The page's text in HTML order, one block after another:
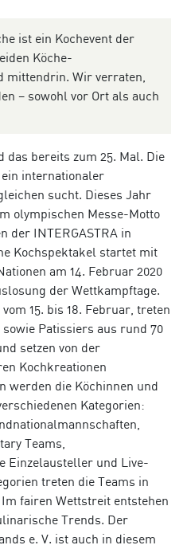
ist ein Kochevent der
Köche-
mittendrin. Wir verraten,
– sowohl vor Ort als auch
das bereits zum 25. Mal. Die
internationaler
sucht. Dieses Jahr
olympischen Messe-Motto
der INTERGASTRA in
Kochspektakel startet mit
am 14. Februar 2020
der Wettkampftage.
15. bis 18. Februar, treten
Patissiers aus rund 70
setzen von der
Kochkreationen
werden die Köchinnen und
Kategorien:
Teams,
Einzelausteller und Live-
treten die Teams in
fairen Wettstreit entstehen
Trends. Der
e. V. ist auch in diesem